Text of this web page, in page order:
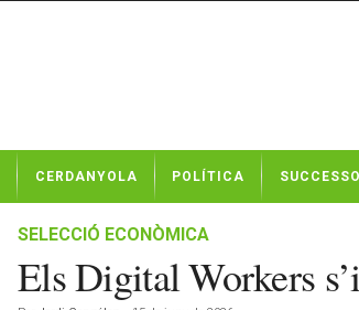
t
CERDANYOLA POLÍTICA
SELECCIÓ ECONÒMICA
Els Digital Workers